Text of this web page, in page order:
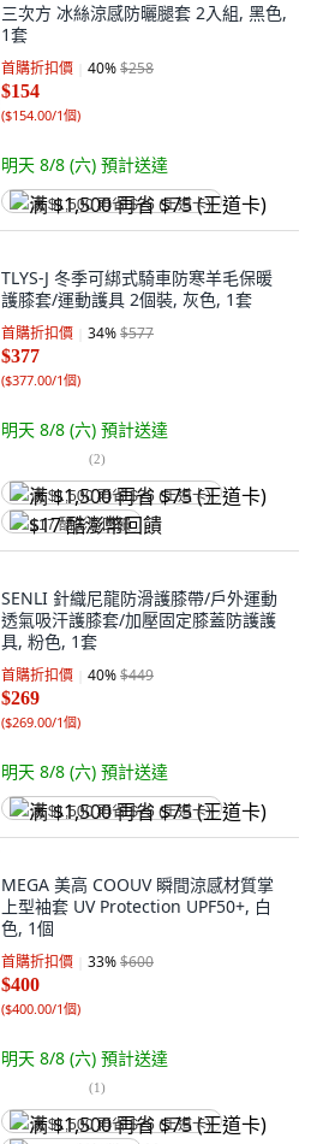
三次方 冰絲涼感防曬腿套 2入組, 黑色,
1套
首購折扣價 40%$258
$154
($154.00/1個)
明天 8/8 (六) 預計送達
满 $1,500 再省 $75 (王道卡)
TLYS-J 冬季可綁式騎車防寒羊毛保暖
護膝套/運動護具 2個裝, 灰色, 1套
首購折扣價 34%$577
$377
($377.00/1個)
明天 8/8 (六) 預計送達
(2)
满 $1,500 再省 $75 (王道卡)
$17 酷澎幣回饋
SENLI 針織尼龍防滑護膝帶/戶外運動
透氣吸汗護膝套/加壓固定膝蓋防護護
具, 粉色, 1套
首購折扣價 40%$449
$269
($269.00/1個)
明天 8/8 (六) 預計送達
满 $1,500 再省 $75 (王道卡)
MEGA 美高 COOUV 瞬間涼感材質掌
上型袖套 UV Protection UPF50+, 白
色, 1個
首購折扣價 33%$600
$400
($400.00/1個)
明天 8/8 (六) 預計送達
(1)
满 $1,500 再省 $75 (王道卡)